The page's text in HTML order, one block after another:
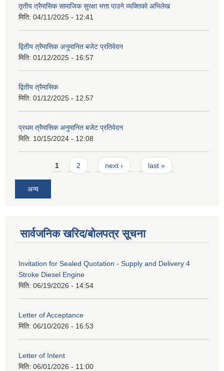
तृतीय त्रैमासिक सामाजिक सुरक्षा भत्ता पाउने व्यक्तिको अभिलेख
मिति: 04/11/2025 - 12:41
द्वितीय त्रैमासिक अनुमानित बजेट प्रतिवेदन
मिति: 01/12/2025 - 16:57
द्वितीय त्रैमासिक
मिति: 01/12/2025 - 12:57
प्रथम त्रैमासिक अनुमानित बजेट प्रतिवेदन
मिति: 10/15/2024 - 12:08
Pages1 2 next › last »
अन्य
सार्वजनिक खरिद/बोलपत्र सूचना
Invitation for Sealed Quotation - Supply and Delivery 4
Stroke Diesel Engine
मिति: 06/19/2026 - 14:54
Letter of Acceptance
मिति: 06/10/2026 - 16:53
Letter of Intent
मिति: 06/01/2026 - 11:00